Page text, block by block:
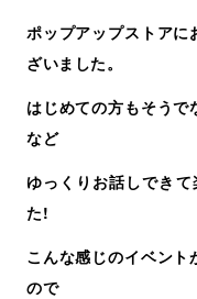
ポップアップストアに
ざいました。
はじめての方もそう
など
ゆっくりお話しでき
た!
こんな感じのイベン
ので